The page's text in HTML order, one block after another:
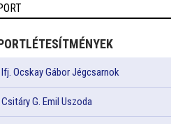
Ifj. Ocskay Gábor Jégcsarnok
Csitáry G. Emil Uszoda